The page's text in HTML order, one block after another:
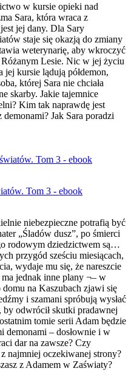
w kursie opieki nad
Sara, która wraca z
jej dany. Dla Sary
staje się okazją do zmiany
weterynarię, aby wkroczyć
Lesie. Nic w jej życiu
jej kursie lądują półdemon,
której Sara nie chciała
skarby. Jakie tajemnice
Kim tak naprawdę jest
Jak Sara poradzi
Tom 3 - ebook
niebezpieczne potrafią być
„Śladów dusz”, po śmierci
rodowym dziedzictwem są…
przygód sześciu miesiącach,
wydaje mu się, że nareszcie
jednak inne plany ¬– w
na Kaszubach zjawi się
i szamani spróbują wysłać
odwrócił skutki pradawnej
tomie serii Adam będzie
demonami – dosłownie i w
dar na zawsze? Czy
najmniej oczekiwanej strony?
z Adamem w Zaświaty?